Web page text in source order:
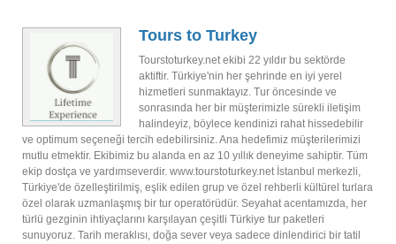
Tours to Turkey
Tourstoturkey.net ekibi 22 yıldır bu sektörde
aktiftir. Türkiye'nin her şehrinde en iyi yerel
hizmetleri sunmaktayız. Tur öncesinde ve
sonrasında her bir müşterimizle sürekli iletişim
halindeyiz, böylece kendinizi rahat hissedebilir
ve optimum seçeneği tercih edebilirsiniz. Ana hedefimiz müşterilerimizi
mutlu etmektir. Ekibimiz bu alanda en az 10 yıllık deneyime sahiptir. Tüm
ekip dostça ve yardımseverdir. www.tourstoturkey.net İstanbul merkezli,
Türkiye'de özelleştirilmiş, eşlik edilen grup ve özel rehberli kültürel turlara
özel olarak uzmanlaşmış bir tur operatörüdür. Seyahat acentamızda, her
türlü gezginin ihtiyaçlarını karşılayan çeşitli Türkiye tur paketleri
sunuyoruz. Tarih meraklısı, doğa sever veya sadece dinlendirici bir tatil